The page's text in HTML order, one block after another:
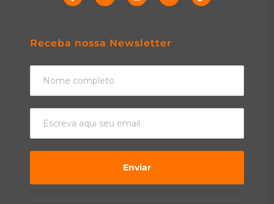
Receba nossa Newsletter
Enviar